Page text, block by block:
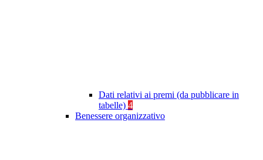
Dati relativi ai premi (da pubblicare in
tabelle) 4
Benessere organizzativo